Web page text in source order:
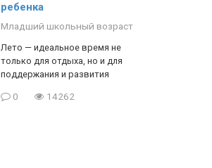
ребенка
Младший школьный возраст
Лето — идеальное время не
только для отдыха, но и для
поддержания и развития
0 14262